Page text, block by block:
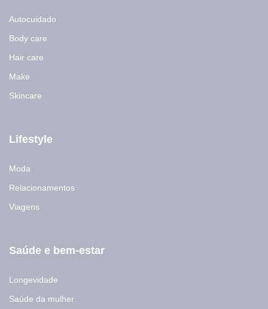
Autocuidado
Body care
Hair care
Make
Skincare
Lifestyle
Moda
Relacionamentos
Viagens
Saúde e bem-estar
Longevidade
Saúde da mulher